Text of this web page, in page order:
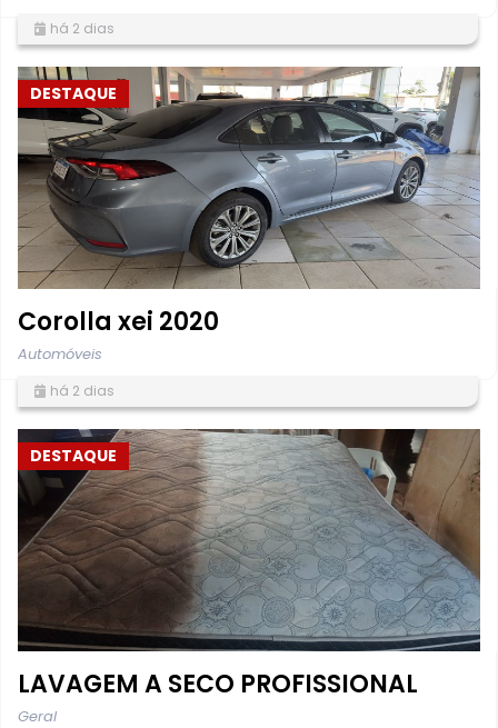
há 2 dias
DESTAQUE
Corolla xei 2020
Automóveis
há 2 dias
DESTAQUE
LAVAGEM A SECO PROFISSIONAL
Geral